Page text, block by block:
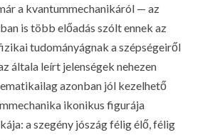
a kvantummechanikáról — az
is több előadás szólt ennek az
tudományágnak a szépségeiről
általa leírt jelenségek nehezen
azonban jól kezelhető
ikonikus figurája
a szegény jószág félig élő, félig